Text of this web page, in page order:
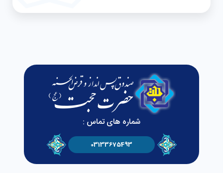
شماره های تماس :
03133675493